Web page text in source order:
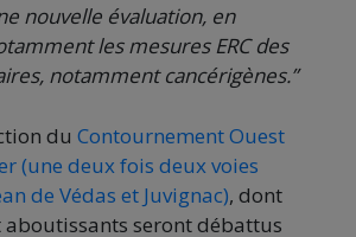
nouvelle évaluation, en
les mesures ERC des
notamment cancérigènes.”
du Contournement Ouest
(une deux fois deux voies
de Védas et Juvignac), dont
aboutissants seront débattus